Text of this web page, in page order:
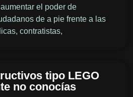
el poder de
de a pie frente a las
contratistas,
tipo LEGO
no conocías